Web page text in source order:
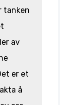
tanken
av
er et
å